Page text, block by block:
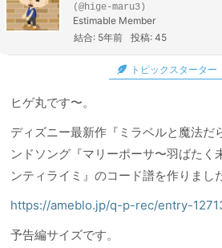
(@hige-maru3)
Estimable Member
結合: 5年前
投稿: 45
トピックスターター
ヒゲ丸です〜。
ディズニー最新作『ミラベルと魔法だ
ンドソング『マリーポーサ〜羽ばたく
ンティライミ』のコード譜を作りまし
https://ameblo.jp/q-p-rec/entry-
予告編サイズです。